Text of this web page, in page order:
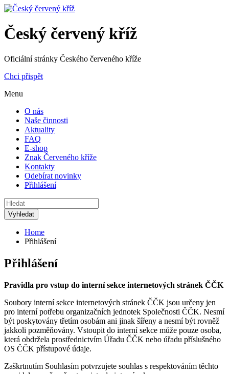
Český červený kříž
Oficiální stránky Českého červeného kříže
Chci přispět
Menu
O nás
Naše činnosti
Aktuality
FAQ
E-shop
Znak Červeného kříže
Kontakty
Odebírat novinky
Přihlášení
Home
Přihlášení
Přihlášení
Pravidla pro vstup do interní sekce internetových stránek ČČK
Soubory interní sekce internetových stránek ČČK jsou určeny jen
pro interní potřebu organizačních jednotek Společnosti ČČK. Nesmí
být poskytovány třetím osobám ani jinak šířeny a nesmí být rovněž
jakkoli pozměňovány. Vstoupit do interní sekce může pouze osoba,
která obdržela prostřednictvím Úřadu ČČK nebo úřadu příslušného
OS ČČK přístupové údaje.
Zaškrtnutím Souhlasím potvrzujete souhlas s respektováním těchto